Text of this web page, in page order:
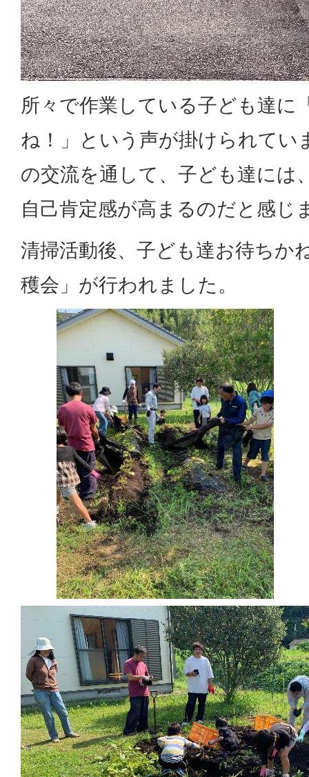
所々で作業している子ども達に
ね！」という声が掛けられてい
の交流を通して、子ども達には
自己肯定感が高まるのだと感じ
清掃活動後、子ども達お待ちか
穫会」が行われました。